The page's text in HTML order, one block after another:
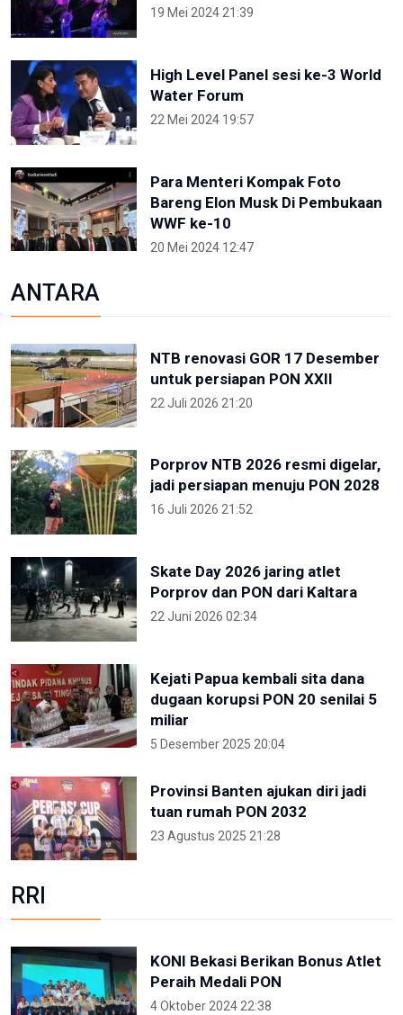
19 Mei 2024 21:39
High Level Panel sesi ke-3 World
Water Forum
22 Mei 2024 19:57
Para Menteri Kompak Foto
Bareng Elon Musk Di Pembukaan
WWF ke-10
20 Mei 2024 12:47
ANTARA
NTB renovasi GOR 17 Desember
untuk persiapan PON XXII
22 Juli 2026 21:20
Porprov NTB 2026 resmi digelar,
jadi persiapan menuju PON 2028
16 Juli 2026 21:52
Skate Day 2026 jaring atlet
Porprov dan PON dari Kaltara
22 Juni 2026 02:34
Kejati Papua kembali sita dana
dugaan korupsi PON 20 senilai 5
miliar
5 Desember 2025 20:04
Provinsi Banten ajukan diri jadi
tuan rumah PON 2032
23 Agustus 2025 21:28
RRI
KONI Bekasi Berikan Bonus Atlet
Peraih Medali PON
4 Oktober 2024 22:38